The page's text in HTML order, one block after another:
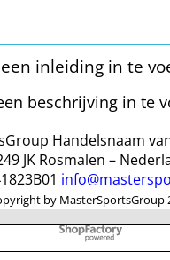
inleiding in te
beschrijving in te
Handelsnaam
JK Rosmalen –
by MasterSportsGroup
To create online store
ShopFactory eCommerce